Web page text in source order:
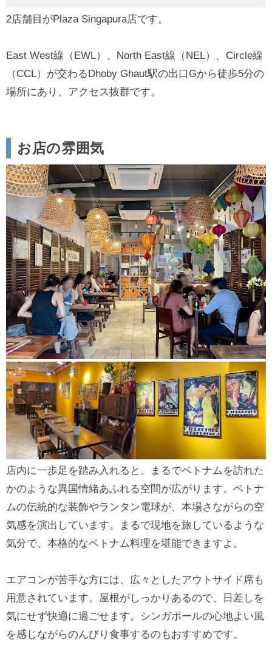
2店舗目がPlaza Singapura店です。
East West線（EWL）、North East線（NEL）、Circle線
（CCL）が交わるDhoby Ghaut駅の出口Gから徒歩5分の
場所にあり、アクセス抜群です。
お店の雰囲気
店内に一歩足を踏み入れると、まるでベトナムを訪れた
かのような異国情緒あふれる空間が広がります。ベトナ
ムの伝統的な装飾やランタン電球が、本場さながらの空
気感を演出しています。まるで現地を旅しているような
気分で、本格的なベトナム料理を堪能できますよ。
エアコンが苦手な方には、広々としたアウトサイド席も
用意されています。屋根がしっかりあるので、日差しを
気にせず快適に過ごせます。シンガポールの心地よい風
を感じながらのんびり食事するのもおすすめです。